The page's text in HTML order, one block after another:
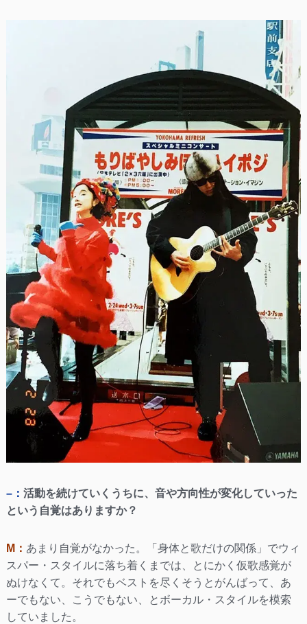
–： 活動を続けていくうちに、音や方向性が変化していった
という自覚はありますか？
M： あまり自覚がなかった。「身体と歌だけの関係」でウィ
スパー・スタイルに落ち着くまでは、とにかく仮歌感覚が
ぬけなくて。それでもベストを尽くそうとがんばって、あ
ーでもない、こうでもない、とボーカル・スタイルを模索
していました。